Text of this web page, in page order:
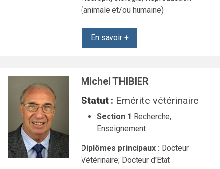
(animale et/ou humaine)
En savoir +
Michel THIBIER
Statut : Emérite vétérinaire
Section 1 Recherche,
Enseignement
Diplômes principaux : Docteur
Vétérinaire; Docteur d'Etat